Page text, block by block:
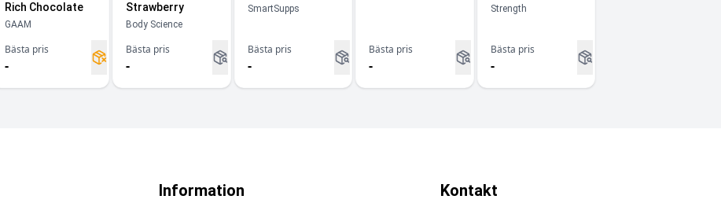
Rich Chocolate
GAAM
Bästa pris
-
Strawberry
Body Science
Bästa pris
-
SmartSupps
Bästa pris
-
Bästa pris
-
Strength
Bästa pris
-
Information Kontakt